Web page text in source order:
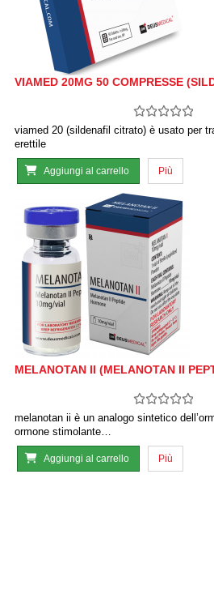
VIAMED 20MG 50 COMPRESSE
viamed 20 (sildenafil citrato) è usato per
erettile
Aggiungi al carrello Più
MELANOTAN II (MELANOTAN II
melanotan ii è un analogo sintetico
ormone stimolante…
Aggiungi al carrello Più